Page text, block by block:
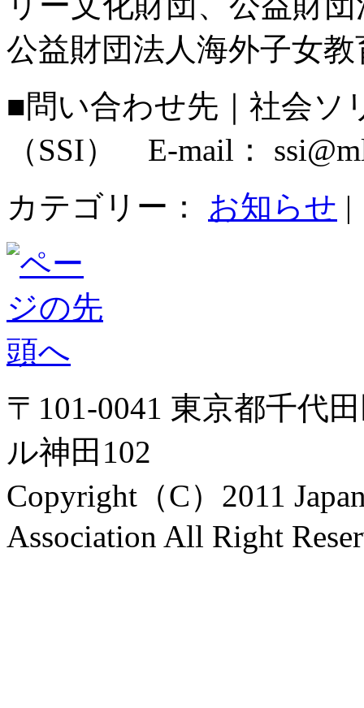
公益財団法人海外子女
■問い合わせ先｜社会ソ
（SSI） E-mail：
カテゴリー： お知らせ |
〒101-0041 東京都千代
ル神田102
Copyright（C）2011
Association All Right